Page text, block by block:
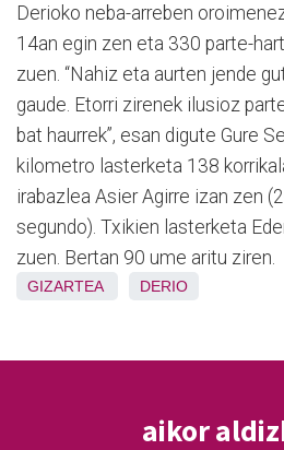
Derioko neba-arreben
14an egin zen eta 330 parte-
zuen. “Nahiz eta aurten jende
gaude. Etorri zirenek ilusioz
bat haurrek”, esan digute Gure
kilometro lasterketa 138
irabazlea Asier Agirre izan zen
segundo). Txikien lasterketa
zuen. Bertan 90 ume aritu ziren.
GIZARTEA DERIO
aikor